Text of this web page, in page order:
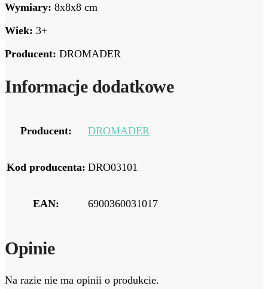
Wymiary: 8x8x8 cm
Wiek: 3+
Producent: DROMADER
Informacje dodatkowe
Producent: DROMADER
Kod producenta: DRO03101
EAN: 6900360031017
Opinie
Na razie nie ma opinii o produkcie.